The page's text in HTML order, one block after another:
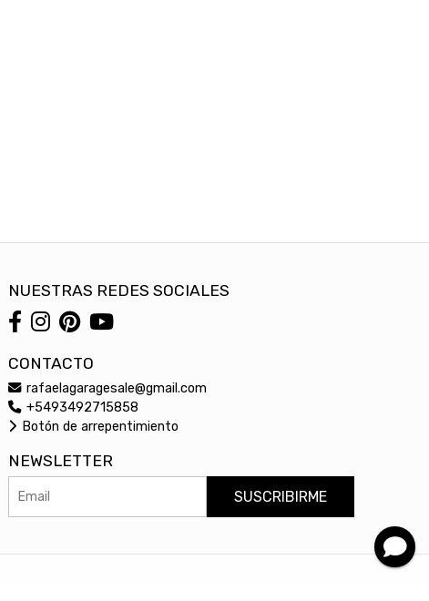
NUESTRAS REDES SOCIALES
CONTACTO
rafaelagaragesale@gmail.com
+5493492715858
Botón de arrepentimiento
NEWSLETTER
SUSCRIBIRME